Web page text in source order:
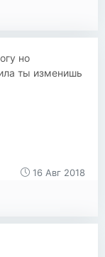
но
ты изменишь
16 Авг 2018